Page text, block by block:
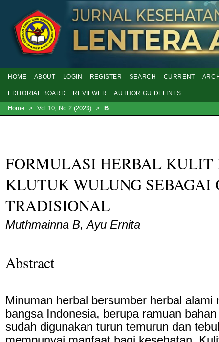
HOME ABOUT LOGIN REGISTER SEARCH CURRENT
EDITORIAL BOARD REVIEWER AUTHOR GUIDELINES
Home > Vol 10, No 2 (2023) > B
FORMULASI HERBAL KULIT
KLUTUK WULUNG SEBAGAI
TRADISIONAL
Muthmainna B, Ayu Ernita
Abstract
Minuman herbal bersumber herbal alami
bangsa Indonesia, berupa ramuan
sudah digunakan turun temurun dan